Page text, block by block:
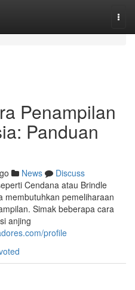
Penampilan
Panduan
News
Discuss
Cendana atau Brindle
membutuhkan pemeliharaan
Simak beberapa cara
anjing
profile